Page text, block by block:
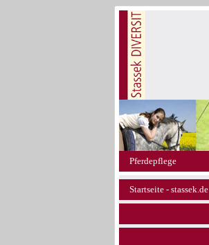
Pferdepflege
Startseite - stassek.de